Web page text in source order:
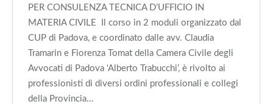
PER CONSULENZA TECNICA D’UFFICIO IN
MATERIA CIVILE Il corso in 2 moduli organizzato dal
CUP di Padova, e coordinato dalle avv. Claudia
Tramarin e Fiorenza Tomat della Camera Civile degli
Avvocati di Padova ‘Alberto Trabucchi’, è rivolto ai
professionisti di diversi ordini professionali e collegi
della Provincia…